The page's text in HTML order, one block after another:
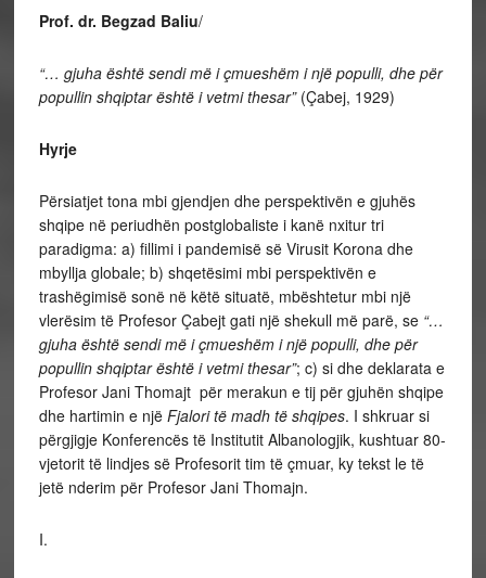
Prof. dr. Begzad Baliu/
“… gjuha është sendi më i çmueshëm i një populli, dhe për
popullin shqiptar është i vetmi thesar” (Çabej, 1929)
Hyrje
Përsiatjet tona mbi gjendjen dhe perspektivën e gjuhës
shqipe në periudhën postglobaliste i kanë nxitur tri
paradigma: a) fillimi i pandemisë së Virusit Korona dhe
mbyllja globale; b) shqetësimi mbi perspektivën e
trashëgimisë sonë në këtë situatë, mbështetur mbi një
vlerësim të Profesor Çabejt gati një shekull më parë, se “…
gjuha është sendi më i çmueshëm i një populli, dhe për
popullin shqiptar është i vetmi thesar”; c) si dhe deklarata e
Profesor Jani Thomajt për merakun e tij për gjuhën shqipe
dhe hartimin e një Fjalori të madh të shqipes. I shkruar si
përgjigje Konferencës të Institutit Albanologjik, kushtuar 80-
vjetorit të lindjes së Profesorit tim të çmuar, ky tekst le të
jetë nderim për Profesor Jani Thomajn.
I.